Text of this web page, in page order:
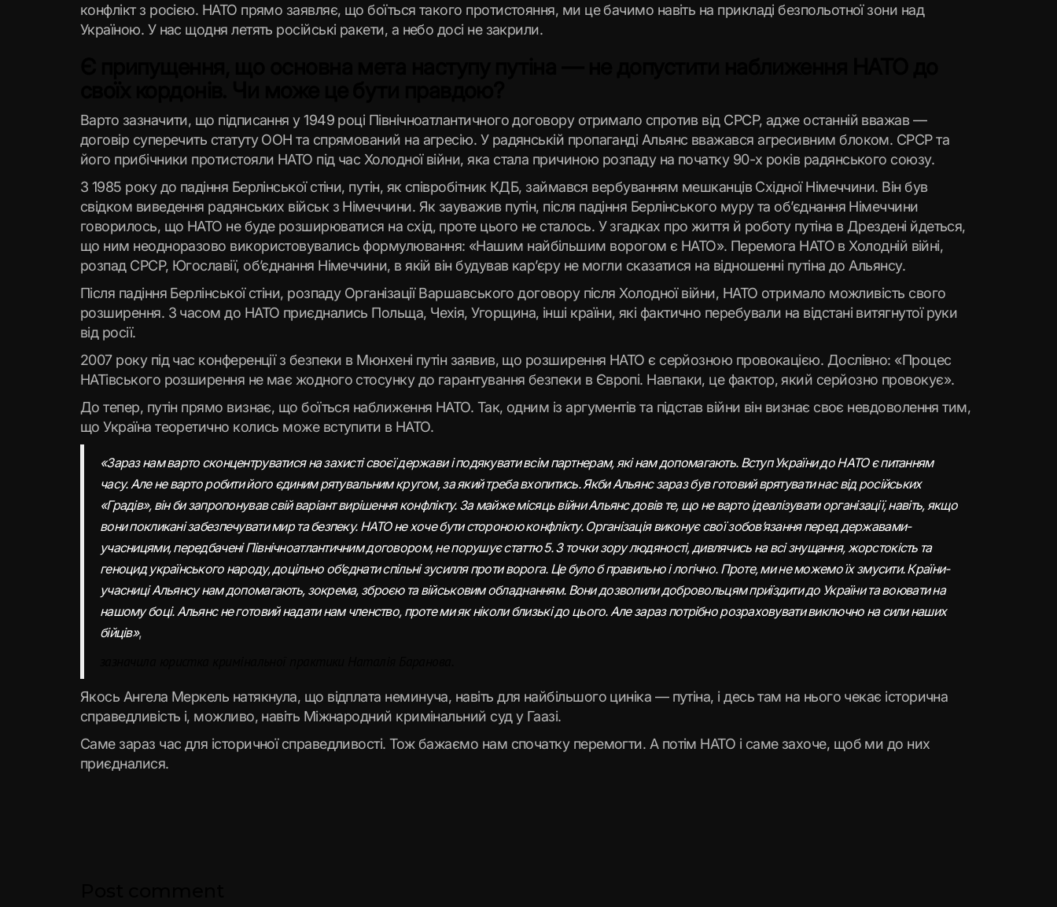
конфлікт з росією. НАТО прямо заявляє, що боїться такого протистояння, ми це бачимо навіть на прикладі безпольотної зони над
Україною. У нас щодня летять російські ракети, а небо досі не закрили.
Варто зазначити, що підписання у 1949 році Північноатлантичного договору отримало спротив від СРСР, адже останній вважав —
договір суперечить статуту ООН та спрямований на агресію. У радянській пропаганді Альянс вважався агресивним блоком. СРСР та
його прибічники протистояли НАТО під час Холодної війни, яка стала причиною розпаду на початку 90-х років радянського союзу.
З 1985 року до падіння Берлінської стіни, путін, як співробітник КДБ, займався вербуванням мешканців Східної Німеччини. Він був
свідком виведення радянських військ з Німеччини. Як зауважив путін, після падіння Берлінського муру та об’єднання Німеччини
говорилось, що НАТО не буде розширюватися на схід, проте цього не сталось. У згадках про життя й роботу путіна в Дрездені йдеться,
що ним неодноразово використовувались формулювання: «Нашим найбільшим ворогом є НАТО». Перемога НАТО в Холодній війні,
розпад СРСР, Югославії, об’єднання Німеччини, в якій він будував кар’єру не могли сказатися на відношенні путіна до Альянсу.
Після падіння Берлінської стіни, розпаду Організації Варшавського договору після Холодної війни, НАТО отримало можливість свого
розширення. З часом до НАТО приєднались Польща, Чехія, Угорщина, інші країни, які фактично перебували на відстані витягнутої руки
від росії.
2007 року під час конференції з безпеки в Мюнхені путін заявив, що розширення НАТО є серйозною провокацією. Дослівно: «Процес
НАТівського розширення не має жодного стосунку до гарантування безпеки в Європі. Навпаки, це фактор, який серйозно провокує».
До тепер, путін прямо визнає, що боїться наближення НАТО. Так, одним із аргументів та підстав війни він визнає своє невдоволення тим,
що Україна теоретично колись може вступити в НАТО.
«Зараз нам варто сконцентруватися на захисті своєї держави і подякувати всім партнерам, які нам допомагають. Вступ України до НАТО є питанням
часу. Але не варто робити його єдиним рятувальним кругом, за який треба вхопитись. Якби Альянс зараз був готовий врятувати нас від російських
«Градів», він би запропонував свій варіант вирішення конфлікту. За майже місяць війни Альянс довів те, що не варто ідеалізувати організації, навіть, якщо
вони покликані забезпечувати мир та безпеку. НАТО не хоче бути стороною конфлікту. Організація виконує свої зобов’язання перед державами-
учасницями, передбачені Північноатлантичним договором, не порушує статтю 5. З точки зору людяності, дивлячись на всі знущання, жорстокість та
геноцид українського народу, доцільно об’єднати спільні зусилля проти ворога. Це було б правильно і логічно. Проте, ми не можемо їх змусити. Країни-
учасниці Альянсу нам допомагають, зокрема, зброєю та військовим обладнанням. Вони дозволили добровольцям приїздити до України та воювати на
нашому боці. Альянс не готовий надати нам членство, проте ми як ніколи близькі до цього. Але зараз потрібно розраховувати виключно на сили наших
бійців»,
Якось Ангела Меркель натякнула, що відплата неминуча, навіть для найбільшого циніка — путіна, і десь там на нього чекає історична
справедливість і, можливо, навіть Міжнародний кримінальний суд у Гаазі.
Саме зараз час для історичної справедливості. Тож бажаємо нам спочатку перемогти. А потім НАТО і саме захоче, щоб ми до них
приєдналися.